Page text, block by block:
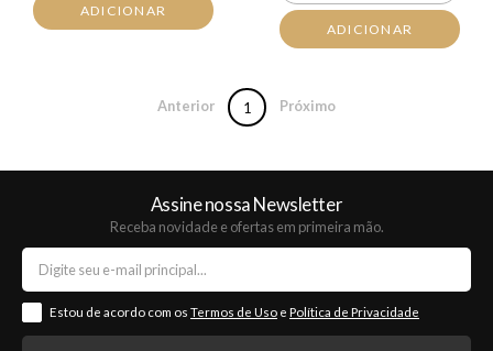
ADICIONAR
ADICIONAR
Anterior 1 Próximo
Assine nossa Newsletter
Receba novidade e ofertas em primeira mão.
Estou de acordo com os Termos de Uso e Política de Privacidade